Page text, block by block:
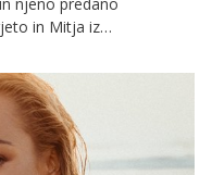
in Mitja iz
družino, ki se
je Mitja v najstniških